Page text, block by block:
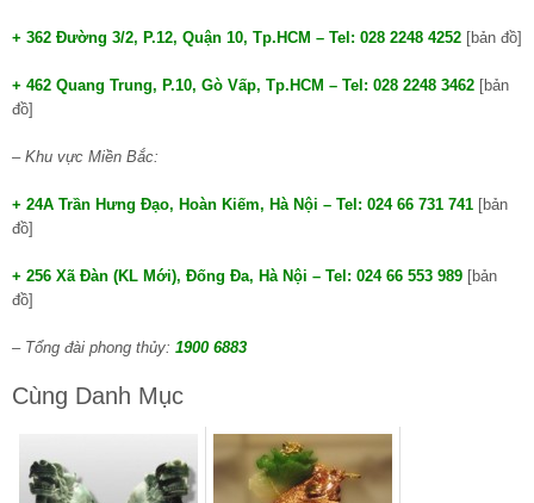
+ 362 Đường 3/2, P.12, Quận 10, Tp.HCM – Tel: 028 2248 4252 [bản đồ]
+ 462 Quang Trung, P.10, Gò Vấp, Tp.HCM – Tel: 028 2248 3462 [bản
đồ]
– Khu vực Miền Bắc:
+ 24A Trần Hưng Đạo, Hoàn Kiếm, Hà Nội – Tel: 024 66 731 741 [bản
đồ]
+ 256 Xã Đàn (KL Mới), Đống Đa, Hà Nội – Tel: 024 66 553 989 [bản
đồ]
– Tổng đài phong thủy: 1900 6883
Cùng Danh Mục